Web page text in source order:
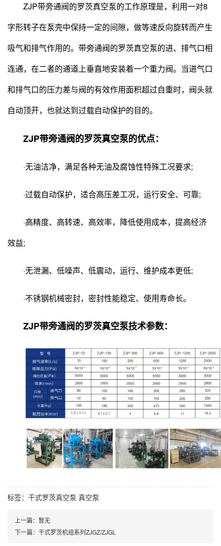
ZJP带旁通阀的罗茨真空泵的工作原理是，利用一对8
字形转子在泵壳中保持一定的间隙，做等速反向旋转而产生
吸气和排气作用的。带旁通阀的罗茨真空泵的进、排气口相
连通，在二者的通道上垂直地安装着一个重力阀。当进气口
和排气口的压力差与阀的有效作用面积超过自重时，阀头就
自动顶开，也就达到过载自动保护的目的。
ZJP带旁通阀的罗茨真空泵的优点：
·无油洁净，满足各种无油及腐蚀性特殊工况要求;
·过载自动保护，适合高压差工况，运行安全、可靠;
·高精度、高转速、高效率，降低使用成本，提高经济
效益;
·无泄漏、低噪声、低震动，运行、维护成本更低;
·不锈钢机械密封，密封性能稳定、使用寿命长。
ZJP带旁通阀的罗茨真空泵技术参数：
标签： 干式罗茨真空泵 真空泵
上一篇：暂无
下一篇：干式罗茨机组系列ZJGZ/ZJGL